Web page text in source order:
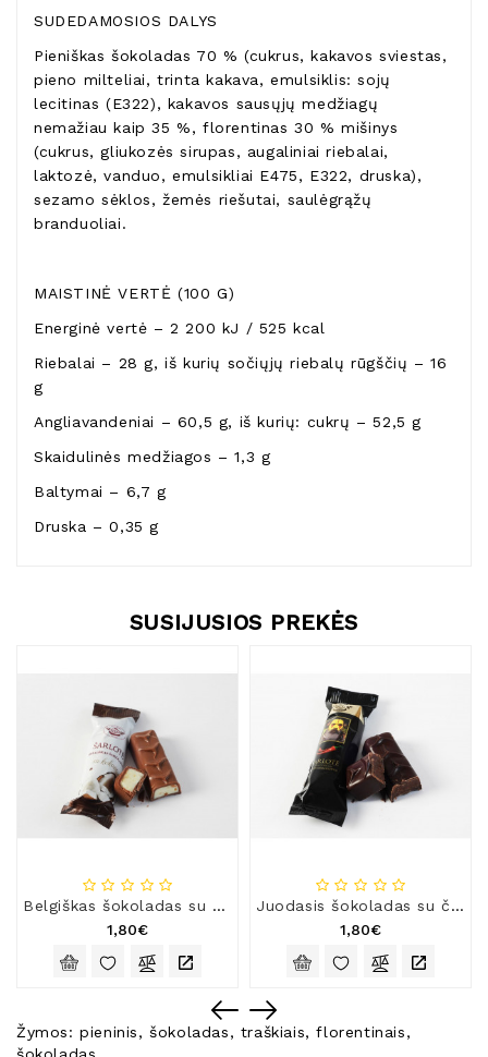
SUDEDAMOSIOS DALYS
Pieniškas šokoladas 70 % (cukrus, kakavos sviestas,
pieno milteliai, trinta kakava, emulsiklis: sojų
lecitinas (E322), kakavos sausųjų medžiagų
nemažiau kaip 35 %, florentinas 30 % mišinys
(cukrus, gliukozės sirupas, augaliniai riebalai,
laktozė, vanduo, emulsikliai E475, E322, druska),
sezamo sėklos, žemės riešutai, saulėgrąžų
branduoliai.
MAISTINĖ VERTĖ (100 G)
Energinė vertė – 2 200 kJ / 525 kcal
Riebalai – 28 g, iš kurių sočiųjų riebalų rūgščių – 16
g
Angliavandeniai – 60,5 g, iš kurių: cukrų – 52,5 g
Skaidulinės medžiagos – 1,3 g
Baltymai – 6,7 g
Druska – 0,35 g
SUSIJUSIOS PREKĖS
Belgiškas šokoladas su kokosu „Šarlotė“
1,80€
Juodasis šokoladas su čili pipirais „Šarlotė“
1,80€
Žymos:pieninis,šokoladas, traškiais,florentinais,